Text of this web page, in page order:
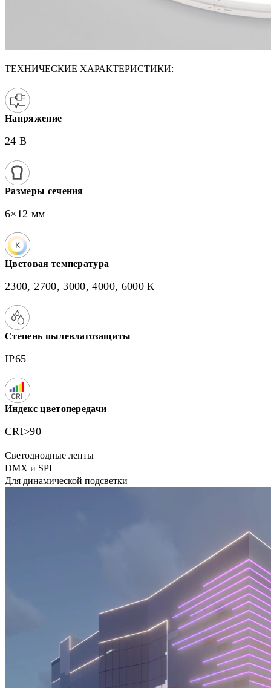
ТЕХНИЧЕСКИЕ ХАРАКТЕРИСТИКИ:
Напряжение
24 В
Размеры сечения
6×12 мм
Цветовая температура
2300, 2700, 3000, 4000, 6000 К
Степень пылевлагозащиты
IP65
Индекс цветопередачи
CRI>90
Светодиодные ленты
DMX и SPI
Для динамической подсветки